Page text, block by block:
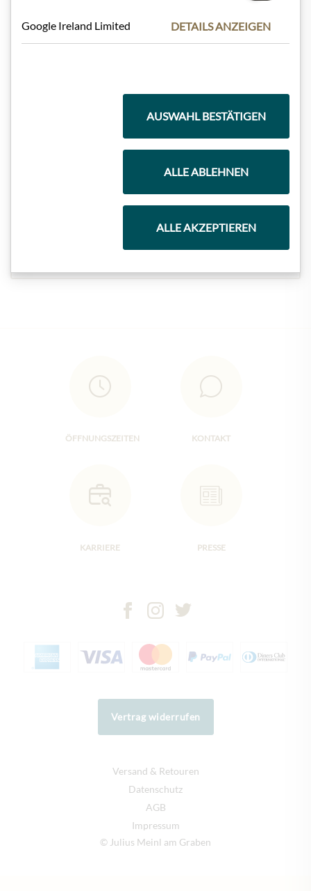
ÖFFNUNGSZEITEN KONTAKT
KARRIERE PRESSE
Vertrag widerrufen
Versand & Retouren
Datenschutz
AGB
Impressum
© Julius Meinl am Graben
Google Ireland Limited DETAILS ANZEIGEN
AUSWAHL BESTÄTIGEN
ALLE ABLEHNEN
ALLE AKZEPTIEREN